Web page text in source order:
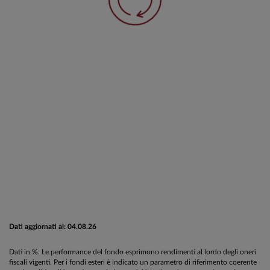
Dati aggiornati al: 04.08.26
Dati in %. Le performance del fondo esprimono rendimenti al lordo degli oneri
fiscali vigenti. Per i fondi esteri è indicato un parametro di riferimento coerente